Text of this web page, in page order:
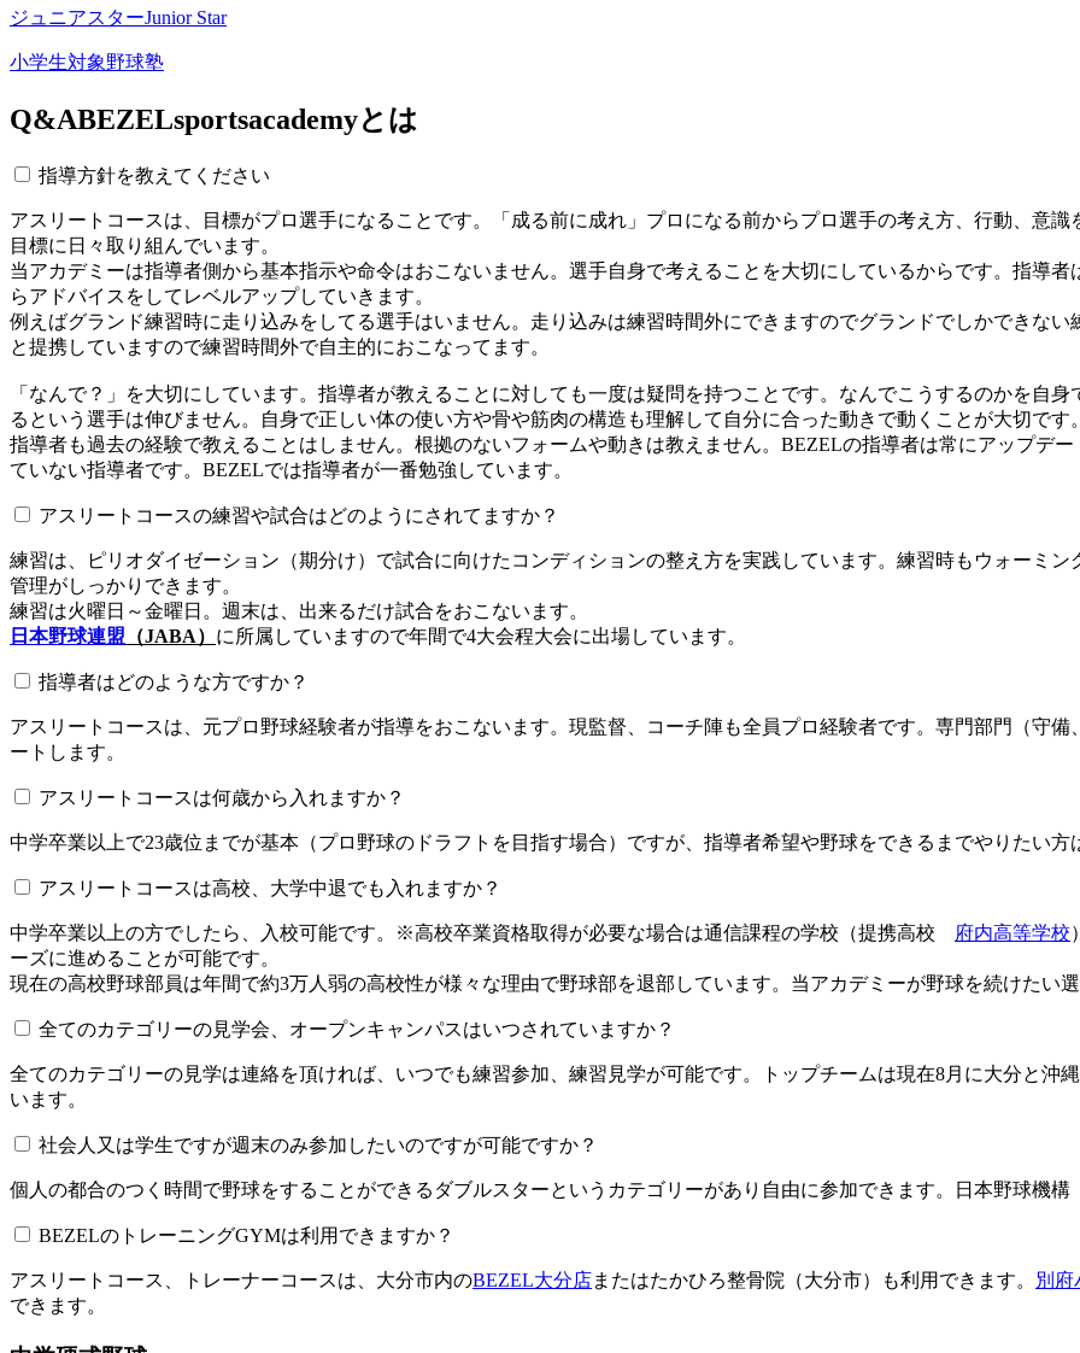
ジュニアスターJunior Star
小学生対象野球塾
Q&ABEZELsportsacademyとは
指導方針を教えてください
アスリートコースは、目標がプロ選手になることです。「成る前に成れ」プロになる前からプロ選手の考え方、行動、意
目標に日々取り組んでいます。
当アカデミーは指導者側から基本指示や命令はおこないません。選手自身で考えることを大切にしているからです。指導
らアドバイスをしてレベルアップしていきます。
例えばグランド練習時に走り込みをしてる選手はいません。走り込みは練習時間外にできますのでグランドでしかできな
と提携していますので練習時間外で自主的におこなってます。
「なんで？」を大切にしています。指導者が教えることに対しても一度は疑問を持つことです。なんでこうするのかを自
るという選手は伸びません。自身で正しい体の使い方や骨や筋肉の構造も理解して自分に合った動きで動くことが大切です
指導者も過去の経験で教えることはしません。根拠のないフォームや動きは教えません。BEZELの指導者は常にアップデ
ていない指導者です。BEZELでは指導者が一番勉強しています。
アスリートコースの練習や試合はどのようにされてますか？
練習は、ピリオダイゼーション（期分け）で試合に向けたコンディションの整え方を実践しています。練習時もウォーミ
管理がしっかりできます。
練習は火曜日～金曜日。週末は、出来るだけ試合をおこないます。
日本野球連盟 （JABA） に所属していますので年間で4大会程大会に出場しています。
指導者はどのような方ですか？
アスリートコースは、元プロ野球経験者が指導をおこないます。現監督、コーチ陣も全員プロ経験者です。専門部門（守
ートします。
アスリートコースは何歳から入れますか？
中学卒業以上で23歳位までが基本（プロ野球のドラフトを目指す場合）ですが、指導者希望や野球をできるまでやりたい方
アスリートコースは高校、大学中退でも入れますか？
中学卒業以上の方でしたら、入校可能です。※高校卒業資格取得が必要な場合は通信課程の学校（提携高校 府内高等学校
ーズに進めることが可能です。
現在の高校野球部員は年間で約3万人弱の高校性が様々な理由で野球部を退部しています。当アカデミーが野球を続けたい
全てのカテゴリーの見学会、オープンキャンパスはいつされていますか？​​​​​
全てのカテゴリーの見学は連絡を頂ければ、いつでも練習参加、練習見学が可能です。トップチームは現在8月に大分と沖
います。
社会人又は学生ですが週末のみ参加したいのですが可能ですか？
個人の都合のつく時間で野球をすることができるダブルスターというカテゴリーがあり自由に参加できます。日本野球機
BEZELのトレーニングGYMは利用できますか？​​​​​
アスリートコース、トレーナーコースは、大分市内のBEZEL大分店またはたかひろ整骨院（大分市）も利用できます。
別府
できます。